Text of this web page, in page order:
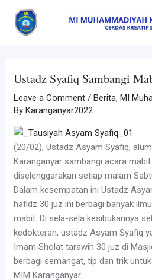
content
Ustadz Syafiq Sambangi
Leave a Comment /Berita,MI
ByKaranganyar2022
(20/02), Ustadz Asyam Syafiq,
Karanganyar sambangi acara
diselenggarakan setiap malam
Dalam kesempatan ini Ustadz
hafidz 30 juz ini berbagi banyak
mabit. Di sela-sela kesibukannya
kedokteran, ustadz Asyam Syafiq
Imam Sholat tarawih 30 juz di
berbagi semangat, tip dan trik
MIM Karanganyar.
navigation